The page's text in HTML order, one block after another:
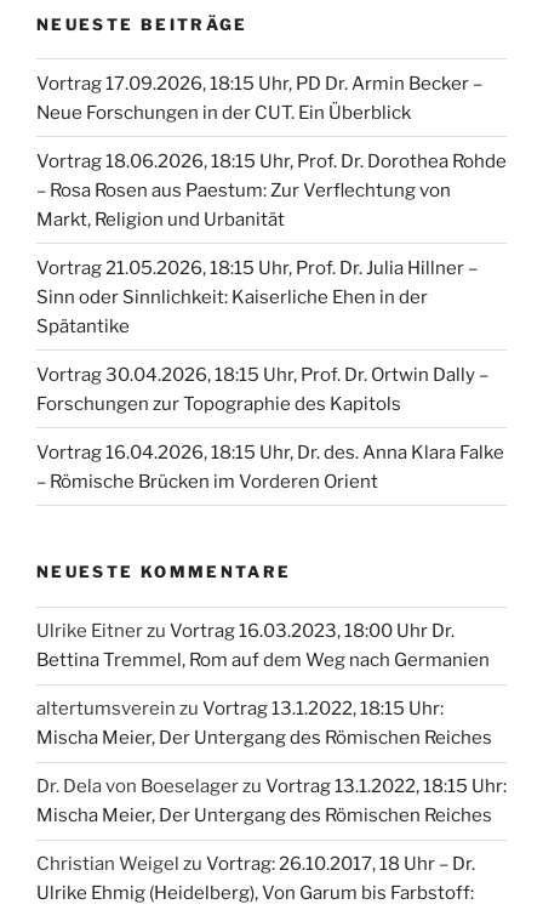
NEUESTE BEITRÄGE
Vortrag 17.09.2026, 18:15 Uhr, PD Dr. Armin Becker –
Neue Forschungen in der CUT. Ein Überblick
Vortrag 18.06.2026, 18:15 Uhr, Prof. Dr. Dorothea Rohde
– Rosa Rosen aus Paestum: Zur Verflechtung von
Markt, Religion und Urbanität
Vortrag 21.05.2026, 18:15 Uhr, Prof. Dr. Julia Hillner –
Sinn oder Sinnlichkeit: Kaiserliche Ehen in der
Spätantike
Vortrag 30.04.2026, 18:15 Uhr, Prof. Dr. Ortwin Dally –
Forschungen zur Topographie des Kapitols
Vortrag 16.04.2026, 18:15 Uhr, Dr. des. Anna Klara Falke
– Römische Brücken im Vorderen Orient
NEUESTE KOMMENTARE
Ulrike Eitnerzu Vortrag 16.03.2023, 18:00 Uhr Dr.
Bettina Tremmel, Rom auf dem Weg nach Germanien
altertumsverein zu Vortrag 13.1.2022, 18:15 Uhr:
Mischa Meier, Der Untergang des Römischen Reiches
Dr. Dela von Boeselagerzu Vortrag 13.1.2022, 18:15 Uhr:
Mischa Meier, Der Untergang des Römischen Reiches
Christian Weigel zu Vortrag: 26.10.2017, 18 Uhr – Dr.
Ulrike Ehmig (Heidelberg), Von Garum bis Farbstoff: